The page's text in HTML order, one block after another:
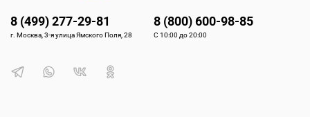
8 (499) 277-29-81
г. Москва, 3-я улица Ямского Поля, 28
8 (800) 600-98-85
С 10:00 до 20:00